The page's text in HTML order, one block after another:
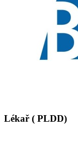
Lékař ( PLDD)